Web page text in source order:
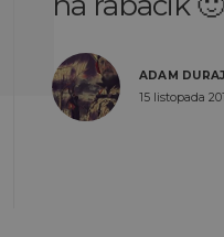
ADAM DURAJ
15 listopada